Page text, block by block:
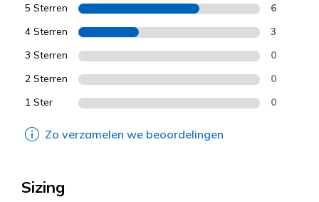
5 Sterren 6
4 Sterren 3
3 Sterren 0
2 Sterren 0
1 Ster 0
Zo verzamelen we beoordelingen
Sizing